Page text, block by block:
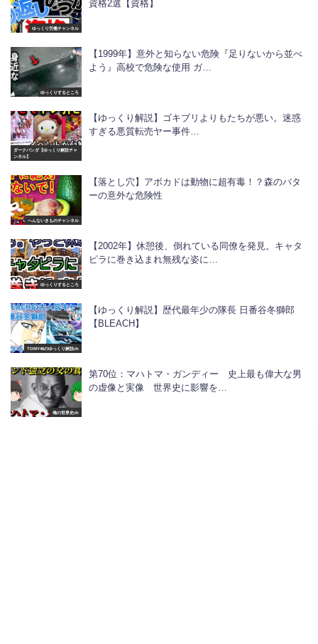
ゆっくり労働チャンネル
資格2選【資格】
ゆっくりするところ
【1999年】意外と知らない危険『足りないから並べ
よう』高校で危険な使用 ガ…
ダークパンダ【ゆっくり解説チャ
ンネル】
【ゆっくり解説】ゴキブリよりもたちが悪い。迷惑
すぎる悪質転売ヤー事件…
へんないきものチャンネル
【落とし穴】アボカドは動物に超有毒！？森のバタ
ーの意外な危険性
ゆっくりするところ
【2002年】休憩後、倒れている同僚を発見。キャタ
ピラに巻き込まれ無残な姿に…
TOMY46のゆっくり解説ch
【ゆっくり解説】歴代最年少の隊長 日番谷冬獅郎
【BLEACH】
俺の世界史ch
第70位：マハトマ・ガンディー 史上最も偉大な男
の虚像と実像 世界史に影響を…